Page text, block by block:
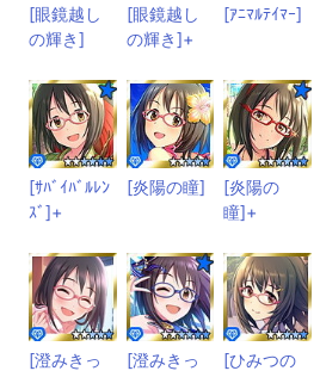
[眼鏡越し
の輝き]
[眼鏡越し
の輝き]+
[ｱﾆﾏﾙﾃｲﾏｰ]
[ｻﾊﾞｲﾊﾞﾙﾚﾝ
ｽﾞ]+
[炎陽の瞳]
[炎陽の
瞳]+
[澄みきっ
[澄みきっ
[ひみつの